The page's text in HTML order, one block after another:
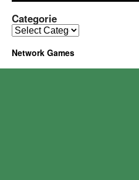
Categorie
Network Games